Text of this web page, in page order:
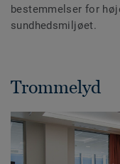
bestemmelser for
sundhedsmiljøet.
Trommelyd